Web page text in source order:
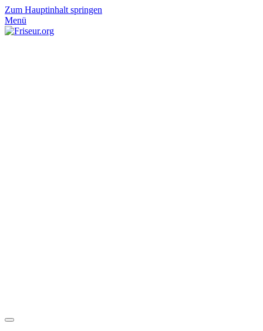
Zum Hauptinhalt springen
Menü